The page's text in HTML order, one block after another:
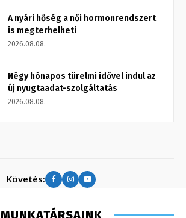
A nyári hőség a női hormonrendszert
is megterhelheti
2026.08.08.
Négy hónapos türelmi idővel indul az
új nyugtaadat-szolgáltatás
2026.08.08.
Követés:
MUNKATÁRSAINK